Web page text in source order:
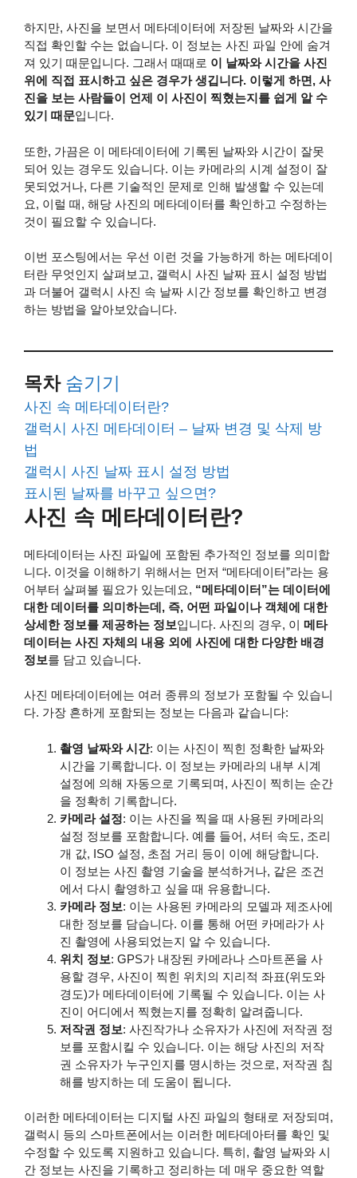
하지만, 사진을 보면서 메타데이터에 저장된 날짜와 시간을
직접 확인할 수는 없습니다. 이 정보는 사진 파일 안에 숨겨
져 있기 때문입니다. 그래서 때때로 이 날짜와 시간을 사진
위에 직접 표시하고 싶은 경우가 생깁니다. 이렇게 하면, 사
진을 보는 사람들이 언제 이 사진이 찍혔는지를 쉽게 알 수
있기 때문입니다.
또한, 가끔은 이 메타데이터에 기록된 날짜와 시간이 잘못
되어 있는 경우도 있습니다. 이는 카메라의 시계 설정이 잘
못되었거나, 다른 기술적인 문제로 인해 발생할 수 있는데
요, 이럴 때, 해당 사진의 메타데이터를 확인하고 수정하는
것이 필요할 수 있습니다.
이번 포스팅에서는 우선 이런 것을 가능하게 하는 메타데이
터란 무엇인지 살펴보고, 갤럭시 사진 날짜 표시 설정 방법
과 더불어 갤럭시 사진 속 날짜 시간 정보를 확인하고 변경
하는 방법을 알아보았습니다.
목차 숨기기
사진 속 메타데이터란?
갤럭시 사진 메타데이터 – 날짜 변경 및 삭제 방
법
갤럭시 사진 날짜 표시 설정 방법
표시된 날짜를 바꾸고 싶으면?
사진 속 메타데이터란?
메타데이터는 사진 파일에 포함된 추가적인 정보를 의미합
니다. 이것을 이해하기 위해서는 먼저 “메타데이터”라는 용
어부터 살펴볼 필요가 있는데요, “메타데이터”는 데이터에
대한 데이터를 의미하는데, 즉, 어떤 파일이나 객체에 대한
상세한 정보를 제공하는 정보입니다. 사진의 경우, 이 메타
데이터는 사진 자체의 내용 외에 사진에 대한 다양한 배경
정보를 담고 있습니다.
사진 메타데이터에는 여러 종류의 정보가 포함될 수 있습니
다. 가장 흔하게 포함되는 정보는 다음과 같습니다:
촬영 날짜와 시간: 이는 사진이 찍힌 정확한 날짜와
시간을 기록합니다. 이 정보는 카메라의 내부 시계
설정에 의해 자동으로 기록되며, 사진이 찍히는 순간
을 정확히 기록합니다.
카메라 설정: 이는 사진을 찍을 때 사용된 카메라의
설정 정보를 포함합니다. 예를 들어, 셔터 속도, 조리
개 값, ISO 설정, 초점 거리 등이 이에 해당합니다.
이 정보는 사진 촬영 기술을 분석하거나, 같은 조건
에서 다시 촬영하고 싶을 때 유용합니다.
카메라 정보: 이는 사용된 카메라의 모델과 제조사에
대한 정보를 담습니다. 이를 통해 어떤 카메라가 사
진 촬영에 사용되었는지 알 수 있습니다.
위치 정보: GPS가 내장된 카메라나 스마트폰을 사
용할 경우, 사진이 찍힌 위치의 지리적 좌표(위도와
경도)가 메타데이터에 기록될 수 있습니다. 이는 사
진이 어디에서 찍혔는지를 정확히 알려줍니다.
저작권 정보: 사진작가나 소유자가 사진에 저작권 정
보를 포함시킬 수 있습니다. 이는 해당 사진의 저작
권 소유자가 누구인지를 명시하는 것으로, 저작권 침
해를 방지하는 데 도움이 됩니다.
이러한 메타데이터는 디지털 사진 파일의 형태로 저장되며,
갤럭시 등의 스마트폰에서는 이러한 메타데아터를 확인 및
수정할 수 있도록 지원하고 있습니다. 특히, 촬영 날짜와 시
간 정보는 사진을 기록하고 정리하는 데 매우 중요한 역할